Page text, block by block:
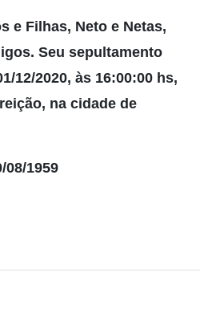
e Filhas, Neto e Netas,
Seu sepultamento
12/2020, às 16:00:00 hs,
na cidade de
08/1959